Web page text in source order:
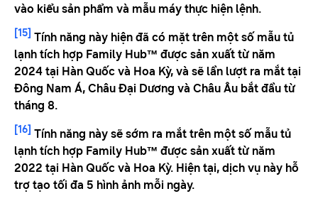
vào kiểu sản phẩm và mẫu máy thực hiện lệnh.
[15] Tính năng này hiện đã có mặt trên một số mẫu tủ
lạnh tích hợp Family Hub™ được sản xuất từ ​​năm
2024 tại Hàn Quốc và Hoa Kỳ, và sẽ lần lượt ra mắt tại
Đông Nam Á, Châu Đại Dương và Châu Âu bắt đầu từ
tháng 8.
[16] Tính năng này sẽ sớm ra mắt trên một số mẫu tủ
lạnh tích hợp Family Hub™ được sản xuất từ ​​năm
2022 tại Hàn Quốc và Hoa Kỳ. Hiện tại, dịch vụ này hỗ
trợ tạo tối đa 5 hình ảnh mỗi ngày.